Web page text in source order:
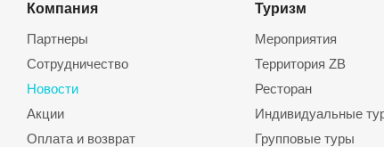
Компания
Партнеры
Сотрудничество
Новости
Акции
Оплата и возврат
Туризм
Мероприятия
Территория ZB
Ресторан
Индивидуальные
Групповые туры